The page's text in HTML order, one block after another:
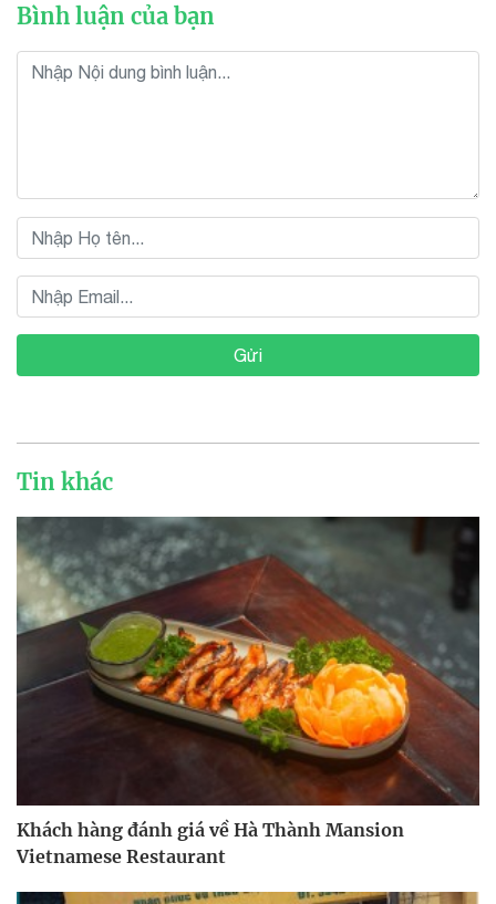
Bình luận của bạn
Gửi
Tin khác
Khách hàng đánh giá về Hà Thành Mansion
Vietnamese Restaurant